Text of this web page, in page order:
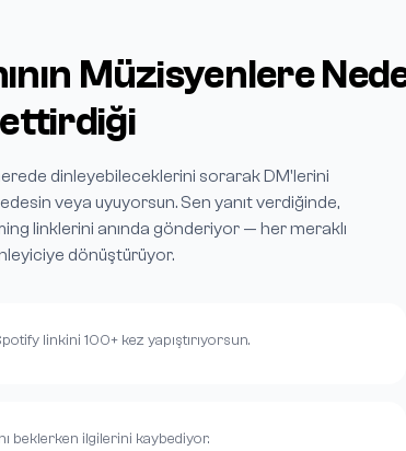
Müzisyenlere
dinleyebileceklerini sorarak DM'lerini
veya uyuyorsun. Sen yanıt verdiğinde,
linklerini anında gönderiyor — her meraklı
dönüştürüyor.
linkini 100+ kez yapıştırıyorsun.
beklerken ilgilerini kaybediyor.